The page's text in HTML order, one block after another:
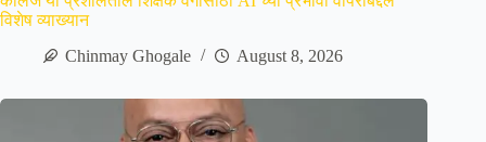
विशेष व्याख्यान
Chinmay Ghogale
August 8, 2026